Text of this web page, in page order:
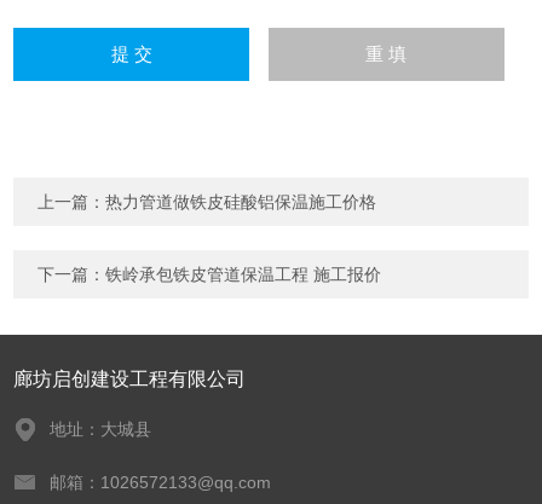
上一篇：热力管道做铁皮硅酸铝保温施工价格
下一篇：铁岭承包铁皮管道保温工程 施工报价
廊坊启创建设工程有限公司
地址：大城县
邮箱：1026572133@qq.com